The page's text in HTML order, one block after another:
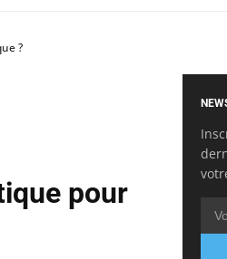
?
pour